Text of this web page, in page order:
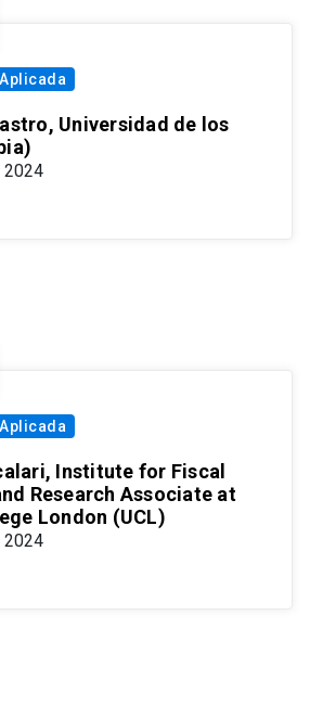
Universidad de los
2024
Institute for Fiscal
Research Associate at
London (UCL)
2024